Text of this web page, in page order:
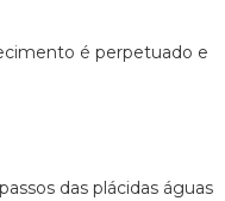
é perpetuado e
das plácidas águas